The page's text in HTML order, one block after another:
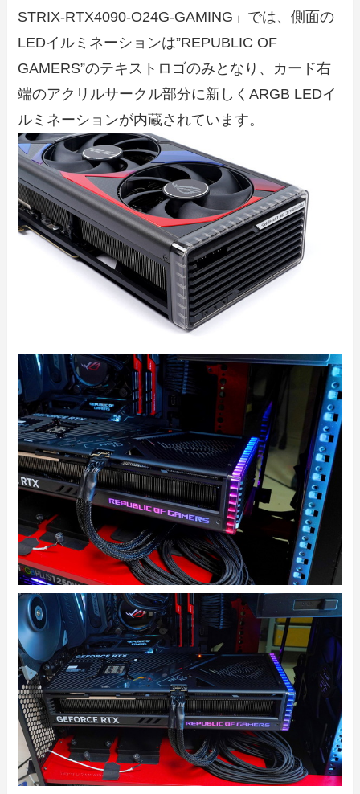
STRIX-RTX4090-O24G-GAMING」では、側面の
LEDイルミネーションは”REPUBLIC OF
GAMERS”のテキストロゴのみとなり、カード右
端のアクリルサークル部分に新しくARGB LEDイ
ルミネーションが内蔵されています。